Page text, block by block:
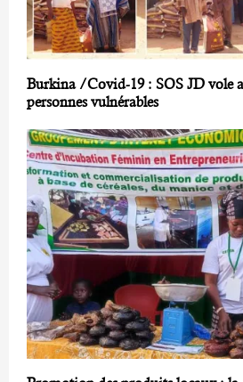
Burkina /Covid-19 : SOS JD vole
personnes vulnérables